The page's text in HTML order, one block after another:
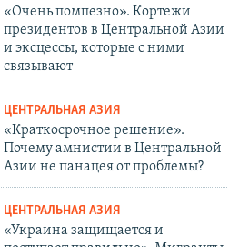
«Очень помпезно». Кортежи
президентов в Центральной Азии
и эксцессы, которые с ними
связывают
ЦЕНТРАЛЬНАЯ АЗИЯ
«Краткосрочное решение».
Почему амнистии в Центральной
Азии не панацея от проблемы?
ЦЕНТРАЛЬНАЯ АЗИЯ
«Украина защищается и